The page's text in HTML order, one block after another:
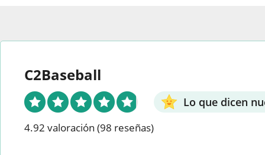
C2Baseball
Lo que dicen
4.92 valoración (98 reseñas)